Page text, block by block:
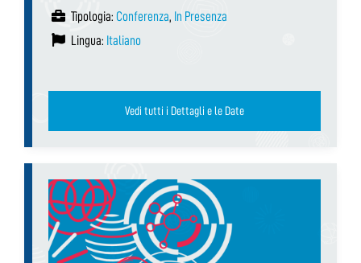
Tipologia: Conferenza, In Presenza
Lingua: Italiano
Vedi tutti i Dettagli e le Date